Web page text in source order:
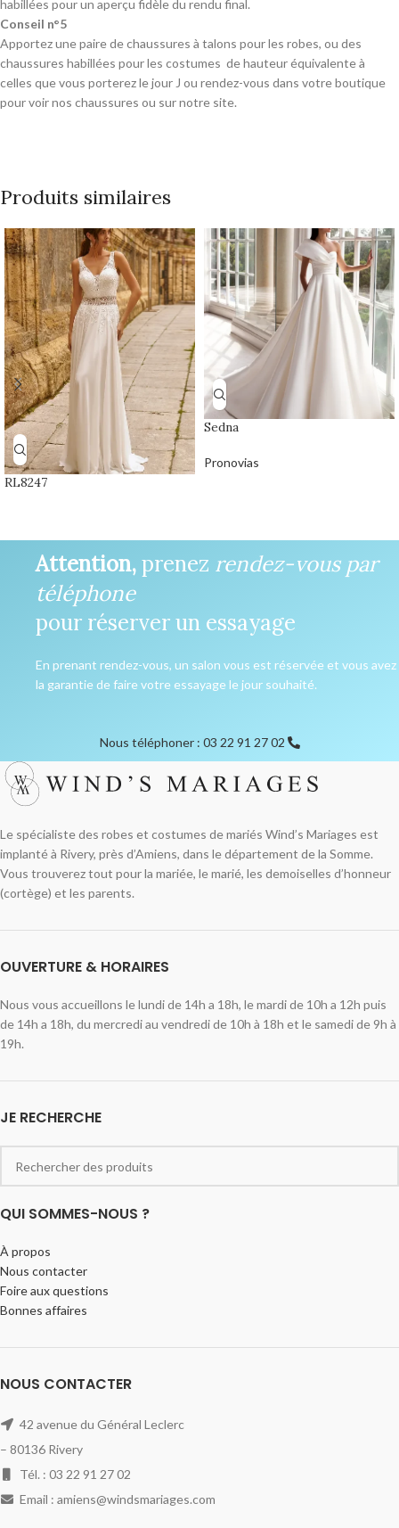
habillées pour un aperçu fidèle du rendu final.
Conseil n°5
Apportez une paire de chaussures à talons pour les robes, ou des
chaussures habillées pour les costumes de hauteur équivalente à
celles que vous porterez le jour J ou rendez-vous dans votre boutique
pour voir nos chaussures ou sur notre site.
Produits similaires
RL8247
Sedna
Pronovias
Attention,prenez rendez-vous par
téléphone
pour réserver un essayage
En prenant rendez-vous, un salon vous est réservée et vous avez
la garantie de faire votre essayage le jour souhaité.
Nous téléphoner : 03 22 91 27 02
Le spécialiste des robes et costumes de mariés Wind’s Mariages est
implanté à Rivery, près d’Amiens, dans le département de la Somme.
Vous trouverez tout pour la mariée, le marié, les demoiselles d’honneur
(cortège) et les parents.
OUVERTURE & HORAIRES
Nous vous accueillons le lundi de 14h a 18h, le mardi de 10h a 12h puis
de 14h a 18h, du mercredi au vendredi de 10h à 18h et le samedi de 9h à
19h.
JE RECHERCHE
QUI SOMMES-NOUS ?
À propos
Nous contacter
Foire aux questions
Bonnes affaires
NOUS CONTACTER
42 avenue du Général Leclerc
– 80136 Rivery
Tél. : 03 22 91 27 02
Email : amiens@windsmariages.com